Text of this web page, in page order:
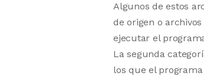
Algunos de estos
de origen o
ejecutar el
La segunda
los que el